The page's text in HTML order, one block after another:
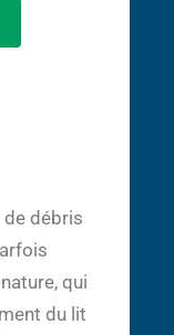
débris
qui
du lit